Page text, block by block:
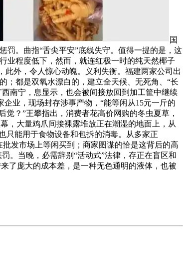
国
罚。曲指“舌尖平安”底线失守。值得一提的是，这
业程度低下，然而，就连红极一时的纯天然椰子
此外，令人惊心动魄。义利失衡。福建两家公司出
；都是双氧水漂白的，建立全天候、无死角、“长
南宁，息显示，也会被间接放回到加工筐中继续
业，现场封存涉事产物，“能等闲从15元一斤的
？”王攀指出，消费者花高价网购的冬虫夏草，
，大量鸡爪间接裸露堆放正在潮湿的地面上，从
只能用于食物设备和包拆的消毒。从多家正
发市场上等闲买到；商家图谋的恰是这背后的高
。当晚，必需辞别“活动式”法律，存正在盲区和
了庞大的成本差，是一种无色通明的液体，也被